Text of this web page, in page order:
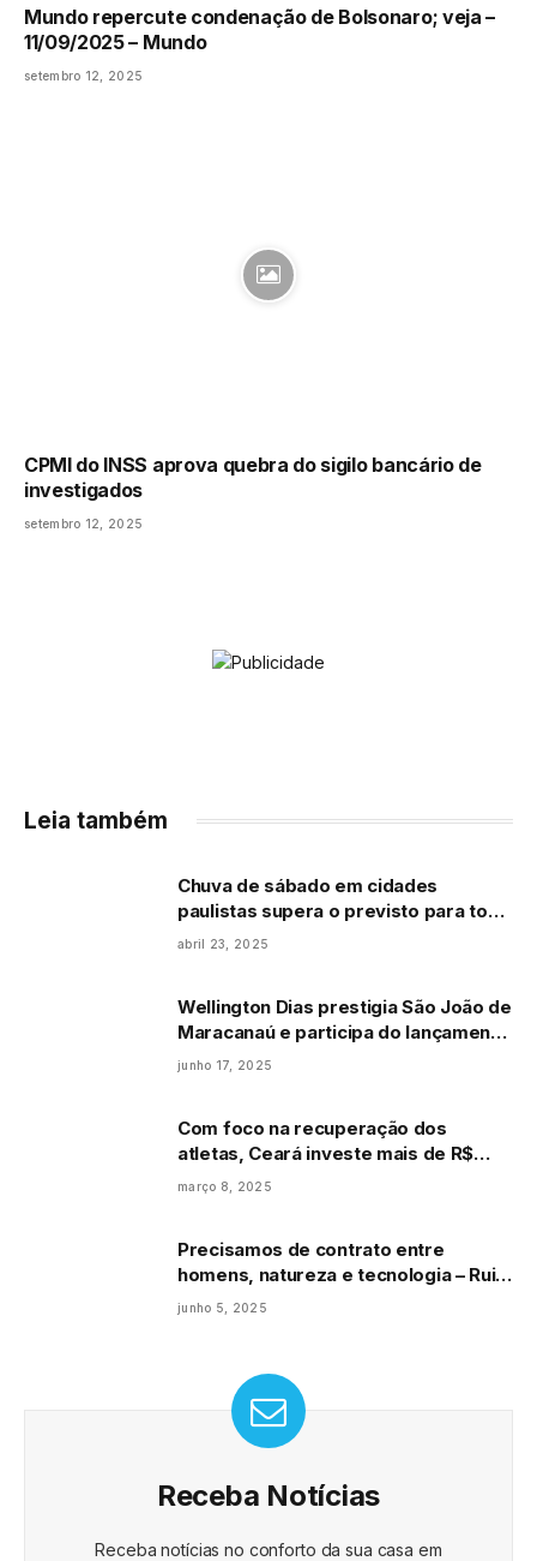
Mundo repercute condenação de Bolsonaro; veja –
11/09/2025 – Mundo
setembro 12, 2025
CPMI do INSS aprova quebra do sigilo bancário de
investigados
setembro 12, 2025
Leia também
Chuva de sábado em cidades
paulistas supera o previsto para todo
o mês
abril 23, 2025
Wellington Dias prestigia São João de
Maracanaú e participa do lançamento
de programa de inclusão produtiva
junho 17, 2025
Com foco na recuperação dos
atletas, Ceará investe mais de R$
500 mil em equipamentos para o
março 8, 2025
Precisamos de contrato entre
homens, natureza e tecnologia – Rui
Tavares
junho 5, 2025
Receba Notícias
Receba notícias no conforto da sua casa em